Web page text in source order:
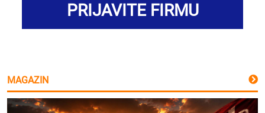
PRIJAVITE FIRMU
MAGAZIN